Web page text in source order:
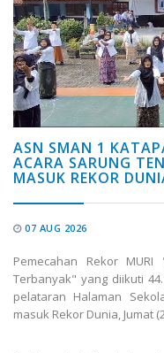
ASN SMAN 1
ACARA SARUNG
MASUK REKOR
07 AUG 2026
Pemecahan Rekor
Terbanyak" yang diikuti
pelataran Halaman
masuk Rekor Dunia, Jumat